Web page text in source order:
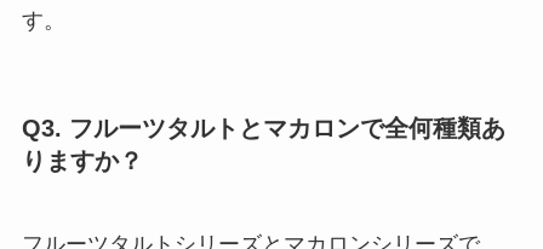
す。
Q3. フルーツタルトとマカロンで全何種類あ
りますか？
フルーツタルトシリーズとマカロンシリーズで、